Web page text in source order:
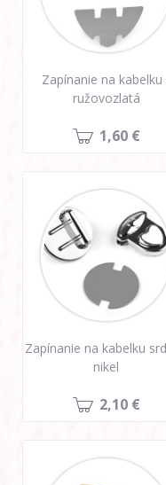
Zapínanie na kabelku
ružovozlatá
1,60 €
Zapínanie na kabelku
nikel
2,10 €